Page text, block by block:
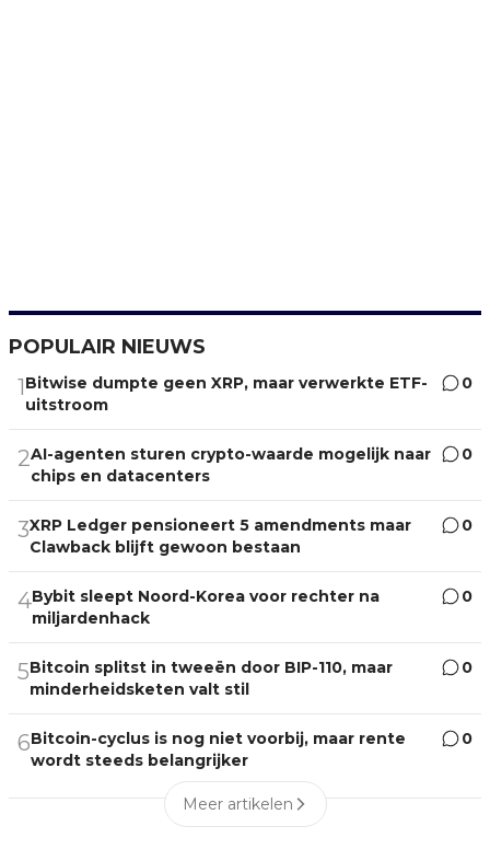
POPULAIR NIEUWS
1Bitwise dumpte geen XRP, maar verwerkte ETF-
uitstroom
0
2AI-agenten sturen crypto-waarde mogelijk naar
chips en datacenters
0
3XRP Ledger pensioneert 5 amendments maar
Clawback blijft gewoon bestaan
0
4Bybit sleept Noord-Korea voor rechter na
miljardenhack
0
5Bitcoin splitst in tweeën door BIP-110, maar
minderheidsketen valt stil
0
6Bitcoin-cyclus is nog niet voorbij, maar rente
wordt steeds belangrijker
0
Meer artikelen